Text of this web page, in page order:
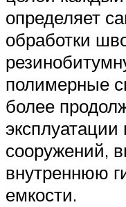
определяет
обработки
полимерные
более
сооружений,
внутреннюю
емкости.